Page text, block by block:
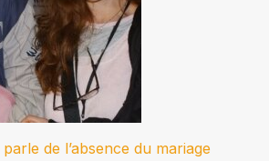
de l’absence du mariage